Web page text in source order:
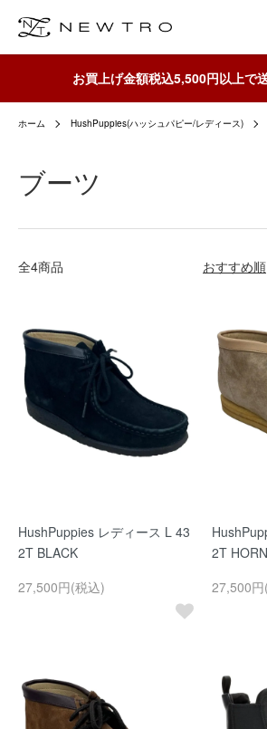
お買上げ金額税込5,500円以上で
ホーム HushPuppies(ハッシュパピー/レディース)
ブーツ
全4商品 おすすめ順
HushPuppies レディース L 43
2T BLACK
27,500円(税込)
2T HORN
27,500